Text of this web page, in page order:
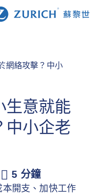
網絡攻擊？中小
生意就能
中小企老
5 分鐘
開支、加快工作